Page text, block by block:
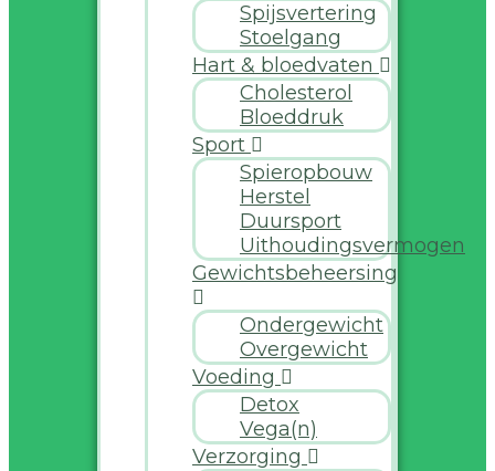
Spijsvertering
Stoelgang
Hart & bloedvaten
Cholesterol
Bloeddruk
Sport
Spieropbouw
Herstel
Duursport
Uithoudingsvermogen
Gewichtsbeheersing
Ondergewicht
Overgewicht
Voeding
Detox
Vega(n)
Verzorging